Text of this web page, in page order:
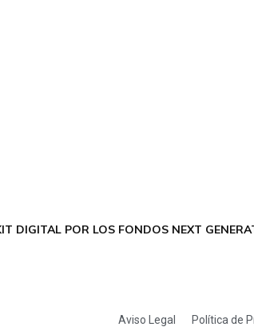
DIGITAL POR LOS FONDOS NEXT
Aviso Legal Política de